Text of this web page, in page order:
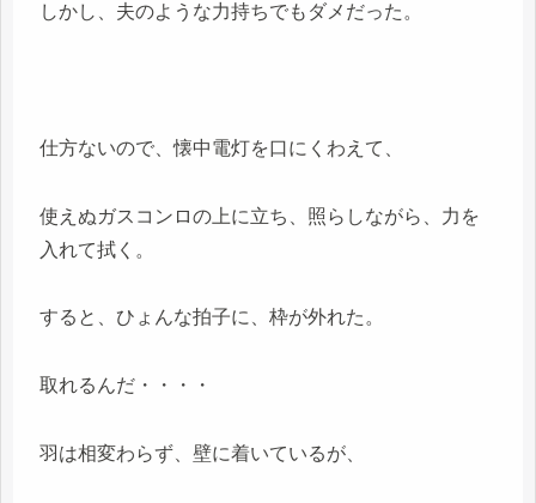
しかし、夫のような力持ちでもダメだった。
仕方ないので、懐中電灯を口にくわえて、
使えぬガスコンロの上に立ち、照らしながら、力を
入れて拭く。
すると、ひょんな拍子に、枠が外れた。
取れるんだ・・・・
羽は相変わらず、壁に着いているが、